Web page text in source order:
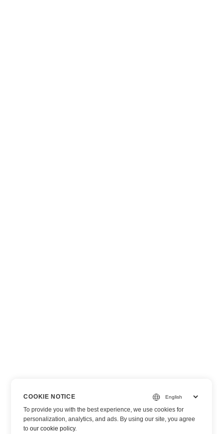
COOKIE NOTICE
To provide you with the best experience, we use cookies for
personalization, analytics, and ads. By using our site, you agree
toour cookie policy.